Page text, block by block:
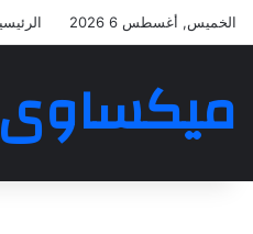
الخميس, أغسطس 6 2026
ميكساوى